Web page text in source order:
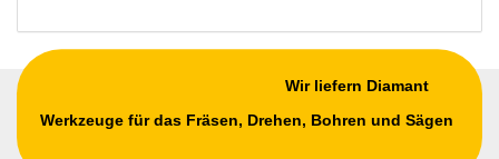
Wir liefern Diamant
Werkzeuge für das Fräsen, Drehen, Bohren und Sägen